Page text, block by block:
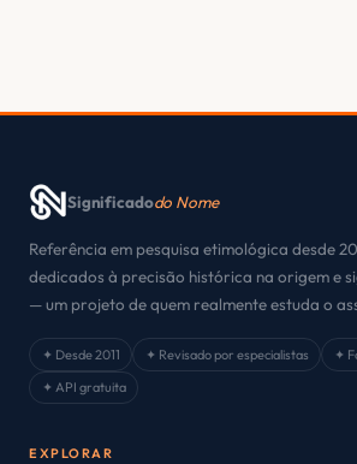
Significadodo Nome
Referência em pesquisa etimológica desde
dedicados à precisão histórica na origem e
— um projeto de quem realmente estuda o
✦ Desde 2011 ✦ Revisado por especialistas
✦
✦ API gratuita
EXPLORAR